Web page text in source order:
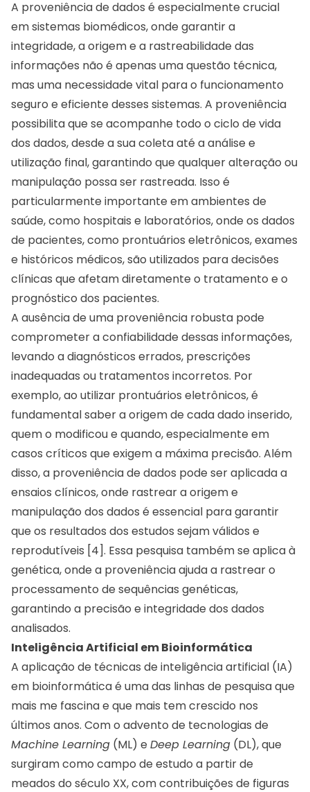
A proveniência de dados é especialmente crucial
em sistemas biomédicos, onde garantir a
integridade, a origem e a rastreabilidade das
informações não é apenas uma questão técnica,
mas uma necessidade vital para o funcionamento
seguro e eficiente desses sistemas. A proveniência
possibilita que se acompanhe todo o ciclo de vida
dos dados, desde a sua coleta até a análise e
utilização final, garantindo que qualquer alteração ou
manipulação possa ser rastreada. Isso é
particularmente importante em ambientes de
saúde, como hospitais e laboratórios, onde os dados
de pacientes, como prontuários eletrônicos, exames
e históricos médicos, são utilizados para decisões
clínicas que afetam diretamente o tratamento e o
prognóstico dos pacientes.
A ausência de uma proveniência robusta pode
comprometer a confiabilidade dessas informações,
levando a diagnósticos errados, prescrições
inadequadas ou tratamentos incorretos. Por
exemplo, ao utilizar prontuários eletrônicos, é
fundamental saber a origem de cada dado inserido,
quem o modificou e quando, especialmente em
casos críticos que exigem a máxima precisão. Além
disso, a proveniência de dados pode ser aplicada a
ensaios clínicos, onde rastrear a origem e
manipulação dos dados é essencial para garantir
que os resultados dos estudos sejam válidos e
reprodutíveis [4]. Essa pesquisa também se aplica à
genética, onde a proveniência ajuda a rastrear o
processamento de sequências genéticas,
garantindo a precisão e integridade dos dados
analisados.
Inteligência Artificial em Bioinformática
A aplicação de técnicas de inteligência artificial (IA)
em bioinformática é uma das linhas de pesquisa que
mais me fascina e que mais tem crescido nos
últimos anos. Com o advento de tecnologias de
Machine Learning (ML) e Deep Learning (DL), que
surgiram como campo de estudo a partir de
meados do século XX, com contribuições de figuras